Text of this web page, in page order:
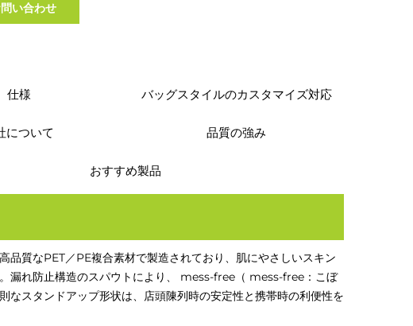
い合わせ
仕様 バッグスタイルのカスタマイズ対応
について 品質の強み
おすすめ製品
品質なPET／PE複合素材で製造されており、肌にやさしいスキン
漏れ防止構造のスパウトにより、 mess-free（ mess-free：こぼ
スタンドアップ形状は、店頭陳列時の安定性と携帯時の利便性を